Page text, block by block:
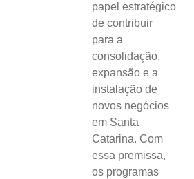
papel estratégico
de contribuir
para a
consolidação,
expansão e a
instalação de
novos negócios
em Santa
Catarina. Com
essa premissa,
os programas